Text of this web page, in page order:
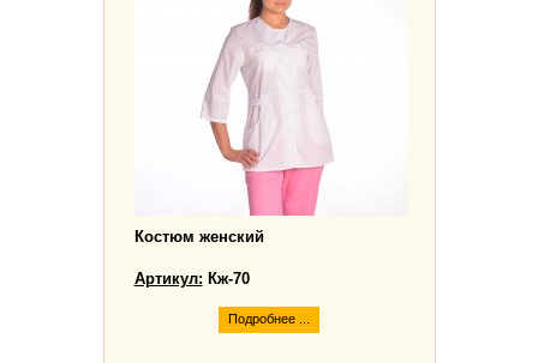
Костюм женский
Артикул: Кж-70
Подробнее ...